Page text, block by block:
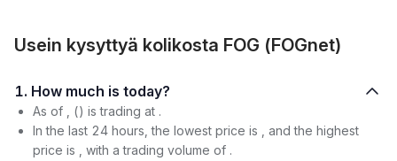
Usein kysyttyä kolikosta FOG (FOGnet)
1. How much is today?
As of , () is trading at .
In the last 24 hours, the lowest price is , and the highest
price is , with a trading volume of .